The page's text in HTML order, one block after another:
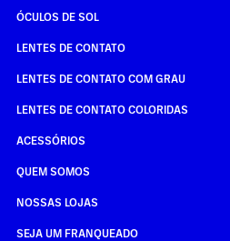
ÓCULOS DE SOL
LENTES DE CONTATO
LENTES DE CONTATO COM GRAU
LENTES DE CONTATO COLORIDAS
ACESSÓRIOS
QUEM SOMOS
NOSSAS LOJAS
SEJA UM FRANQUEADO